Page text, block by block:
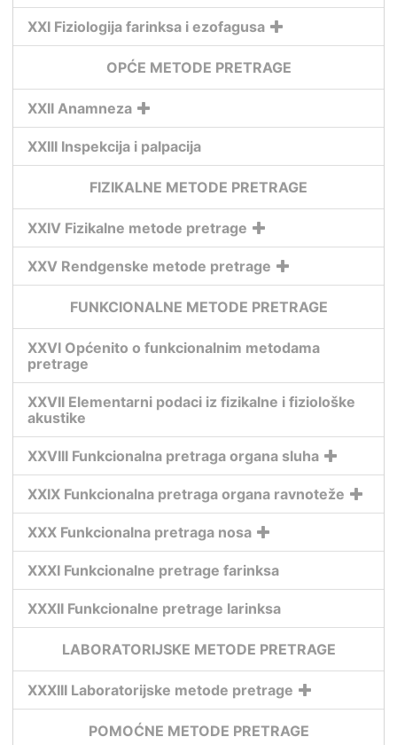
XXI Fiziologija farinksa i ezofagusa
OPĆE METODE PRETRAGE
XXII Anamneza
XXIII Inspekcija i palpacija
FIZIKALNE METODE PRETRAGE
XXIV Fizikalne metode pretrage
XXV Rendgenske metode pretrage
FUNKCIONALNE METODE PRETRAGE
XXVI Općenito o funkcionalnim metodama
pretrage
XXVII Elementarni podaci iz fizikalne i fiziološke
akustike
XXVIII Funkcionalna pretraga organa sluha
XXIX Funkcionalna pretraga organa ravnoteže
XXX Funkcionalna pretraga nosa
XXXI Funkcionalne pretrage farinksa
XXXII Funkcionalne pretrage larinksa
LABORATORIJSKE METODE PRETRAGE
XXXIII Laboratorijske metode pretrage
POMOĆNE METODE PRETRAGE